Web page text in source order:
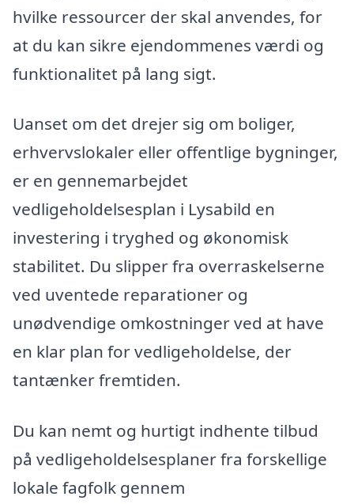
hvilke ressourcer der skal anvendes, for
at du kan sikre ejendommenes værdi og
funktionalitet på lang sigt.
Uanset om det drejer sig om boliger,
erhvervslokaler eller offentlige bygninger,
er en gennemarbejdet
vedligeholdelsesplan i Lysabild en
investering i tryghed og økonomisk
stabilitet. Du slipper fra overraskelserne
ved uventede reparationer og
unødvendige omkostninger ved at have
en klar plan for vedligeholdelse, der
tantænker fremtiden.
Du kan nemt og hurtigt indhente tilbud
på vedligeholdelsesplaner fra forskellige
lokale fagfolk gennem